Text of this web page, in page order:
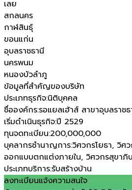
เลย
สกลนคร
กาฬสินธุ์
ขอนแก่น
อุบลราชธานี
นครพนม
หนองบัวลำภู
ข้อมูลที่สำคัญของบริษัท
ประเภทธุรกิจ:นิติบุคคล
ชื่อองค์กร:รอแยลเฮ้าส์ สาขาอุบลราช
เริ่มดำเนินธุรกิจ:ปี 2529
ทุนจดทะเบียน:200,000,000
บุคลากรชำนาญการ:วิศวกรโยธา, วิศ
ออกแบบตกแต่งภายใน, วิศวกรสุขาภิ
ประเภทบริการ:รับสร้างบ้าน
ลงทะเบียนแจ้งความสนใจ